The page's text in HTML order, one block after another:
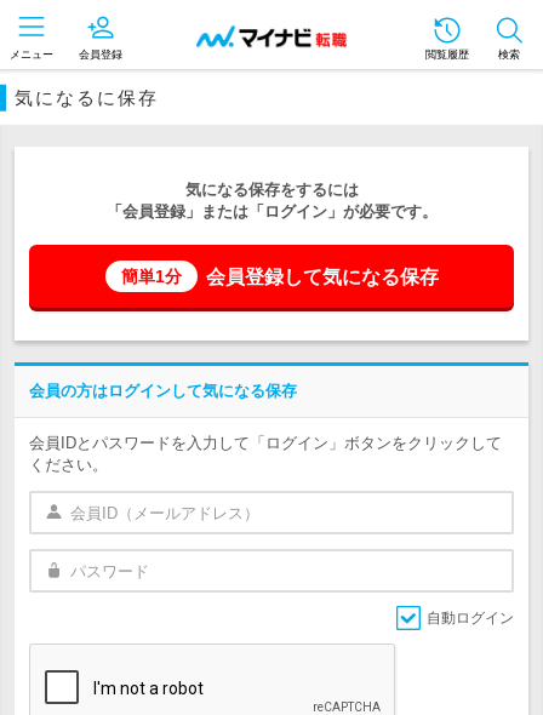
メニュー 会員登録 閲覧履歴 検索
気になるに保存
気になる保存をするには
「会員登録」または「ログイン」が必要です。
簡単1分 会員登録して気になる保存
会員の方はログインして気になる保存
会員IDとパスワードを入力して「ログイン」ボタンをクリックして
ください。
自動ログイン